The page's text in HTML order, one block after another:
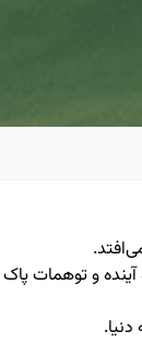
آینده و توهمات